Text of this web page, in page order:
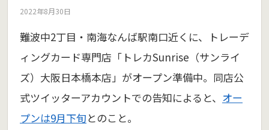
2022年8月30日
難波中2丁目・南海なんば駅南口近くに、トレーデ
ィングカード専門店「トレカSunrise（サンライ
ズ）大阪日本橋本店」がオープン準備中。同店公
式ツイッターアカウントでの告知によると、 オー
プンは9月下旬とのこと。